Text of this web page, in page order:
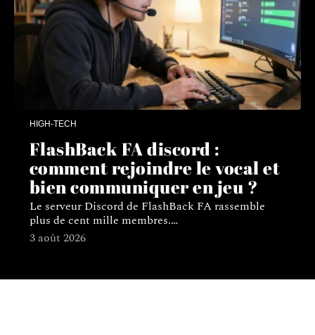
HIGH-TECH
FlashBack FA discord :
comment rejoindre le vocal et
bien communiquer en jeu ?
Le serveur Discord de FlashBack FA rassemble
plus de cent mille membres.…
3 août 2026